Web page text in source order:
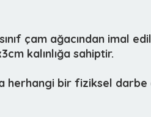
çam ağacından imal
kalınlığa sahiptir.
herhangi bir fiziksel darbe